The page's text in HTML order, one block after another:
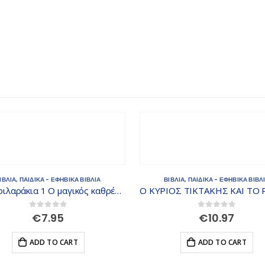
, ΠΑΙΔΙΚΑ - ΕΦΗΒΙΚΑ ΒΙΒΛΙΑ
Αστροφιλαράκια 1 Ο μαγικός καθρέφτης ISBN: 9789605931865
out of 5
€7.95
ADD TO CART
ΒΙΒΛΙΑ, ΠΑΙΔΙΚΑ - ΕΦΗΒΙΚΑ
out of 5
€10.97
ADD TO CART